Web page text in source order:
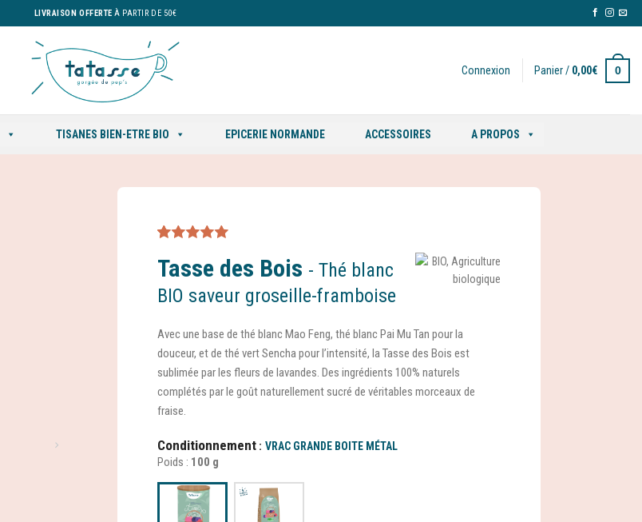
LIVRAISON OFFERTE À PARTIR DE 50€
Connexion Panier / 0,00€ 0
TISANES BIEN-ETRE BIO EPICERIE NORMANDE ACCESSOIRES A PROPOS
5 basé sur
notation client
Tasse des Bois - Thé blanc
BIO saveur groseille-framboise
Avec une base de thé blanc Mao Feng, thé blanc Pai Mu Tan pour la
douceur, et de thé vert Sencha pour l’intensité, la Tasse des Bois est
sublimée par les fleurs de lavandes. Des ingrédients 100% naturels
complétés par le goût naturellement sucré de véritables morceaux de
fraise.
Conditionnement VRAC GRANDE BOITE MÉTAL
Poids : 100 g